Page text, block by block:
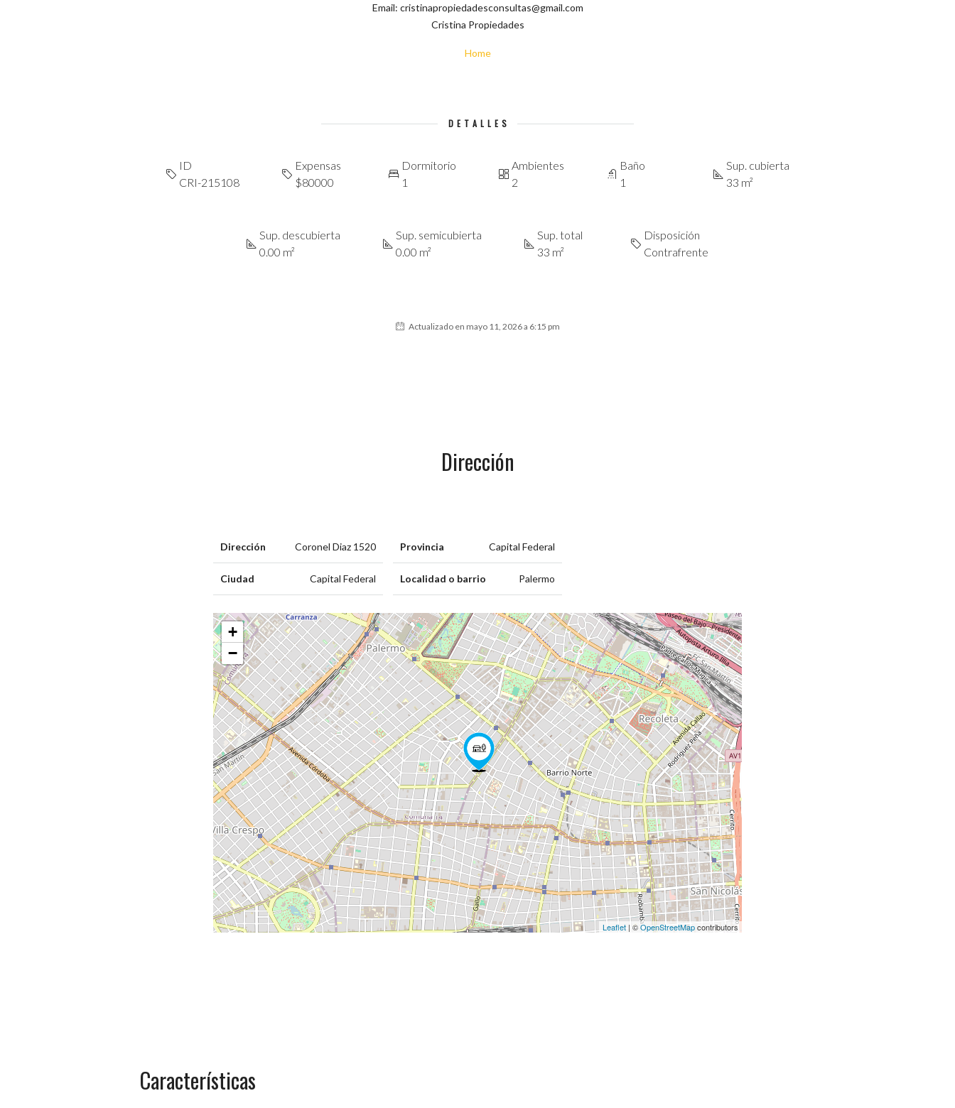
Email: cristinapropiedadesconsultas@gmail.com
Cristina Propiedades
Home
DETALLES
ID
CRI-215108
Expensas
$80000
Dormitorio
1
Ambientes
2
Baño
1
Sup. cubierta
33 m²
Sup. descubierta
0.00 m²
Sup. semicubierta
0.00 m²
Sup. total
33 m²
Disposición
Contrafrente
Actualizado en mayo 11, 2026 a 6:15 pm
Dirección
Dirección Coronel Diaz 1520
Ciudad Capital Federal
Provincia Capital Federal
Localidad o barrio Palermo
+
−
Leaflet | ©OpenStreetMapcontributors
Características